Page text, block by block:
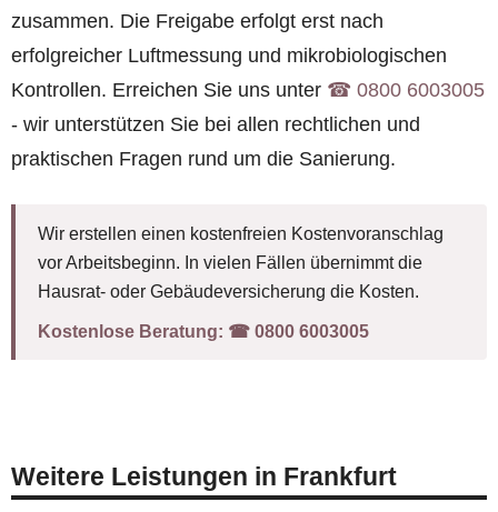
zusammen. Die Freigabe erfolgt erst nach
erfolgreicher Luftmessung und mikrobiologischen
Kontrollen. Erreichen Sie uns unter ☎︎ 0800 6003005
- wir unterstützen Sie bei allen rechtlichen und
praktischen Fragen rund um die Sanierung.
Wir erstellen einen kostenfreien Kostenvoranschlag
vor Arbeitsbeginn. In vielen Fällen übernimmt die
Hausrat- oder Gebäudeversicherung die Kosten.
Kostenlose Beratung: ☎︎ 0800 6003005
Weitere Leistungen in Frankfurt